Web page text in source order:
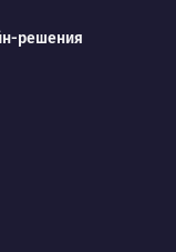
решения